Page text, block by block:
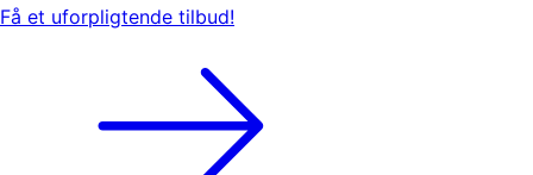
Få et uforpligtende tilbud!